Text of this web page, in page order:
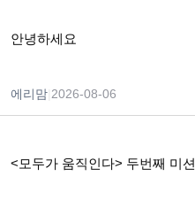
안녕하세요
에리맘 2026-08-06
<모두가 움직인다> 두번째 미션